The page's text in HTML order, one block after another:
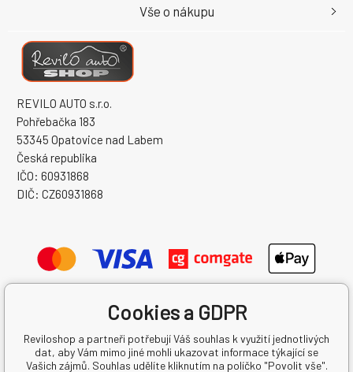
REVILO AUTO s.r.o.
Pohřebačka 183
53345 Opatovice nad Labem
Česká republika
IČO: 60931868
DIČ: CZ60931868
Vše o nákupu
Cookies a GDPR
Reviloshop a partneři potřebují Váš souhlas k využití jednotlivých
dat, aby Vám mimo jiné mohli ukazovat informace týkající se
Vašich zájmů. Souhlas udělíte kliknutím na políčko "Povolit vše".